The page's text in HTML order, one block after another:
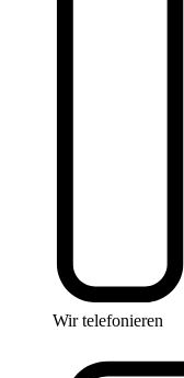
Wir telefonieren